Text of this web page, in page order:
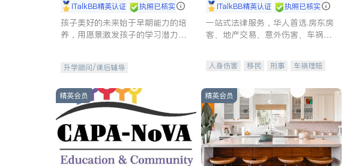
iTalkBB精英认证 执照已核实
孩子美好的未来始于早期能力的培
养，用愿景激发孩子的学习潜力和
升学顾问/课后辅导
iTalkBB精英认证 执照已核实
一站式法律服务，华人首选.房东房
客、地产交易、意外伤害、车祸重
人身伤害 移民 刑事
车祸理赔
商标注册
索赔 律师-其它 保释
精英会员 精英会员